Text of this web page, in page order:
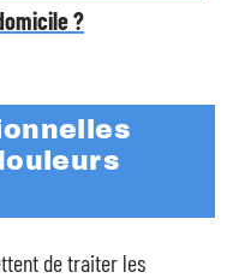
?
de traiter les